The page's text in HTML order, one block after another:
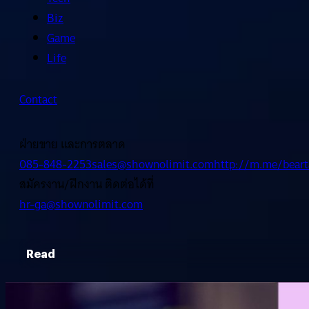
Biz
Game
Life
Contact
ฝ่ายขาย และการตลาด
085-848-2253sales@shownolimit.comhttp://m.me/
สมัครงาน/ฝึกงาน ติดต่อได้ที่
hr-ga@shownolimit.com
Read